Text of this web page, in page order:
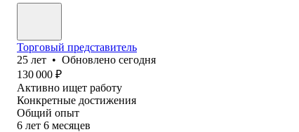
Торговый представитель
25 лет • Обновлено сегодня
130 000 ₽
Активно ищет работу
Конкретные достижения
Общий опыт
6 лет 6 месяцев